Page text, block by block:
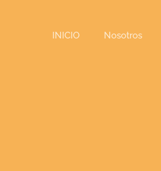
INICIO Nosotros